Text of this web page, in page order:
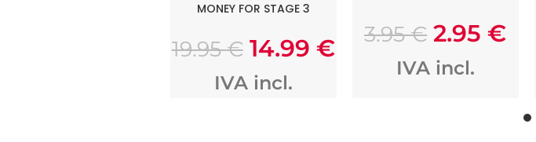
MONEY FOR STAGE 3
19.95€ 14.99 €
IVA incl.
3.95€ 2.95€
IVA incl.